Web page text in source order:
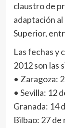
claustro de
adaptación
Superior,
Las fechas y
2012 son las
• Zaragoza:
• Sevilla: 12
Granada: 14
Bilbao: 27 de